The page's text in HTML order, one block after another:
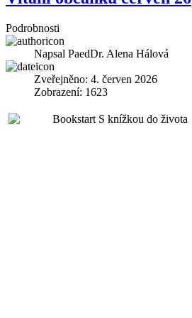
Podrobnosti
Napsal PaedDr. Alena Hálová
Zveřejněno: 4. červen 2026
Zobrazení: 1623